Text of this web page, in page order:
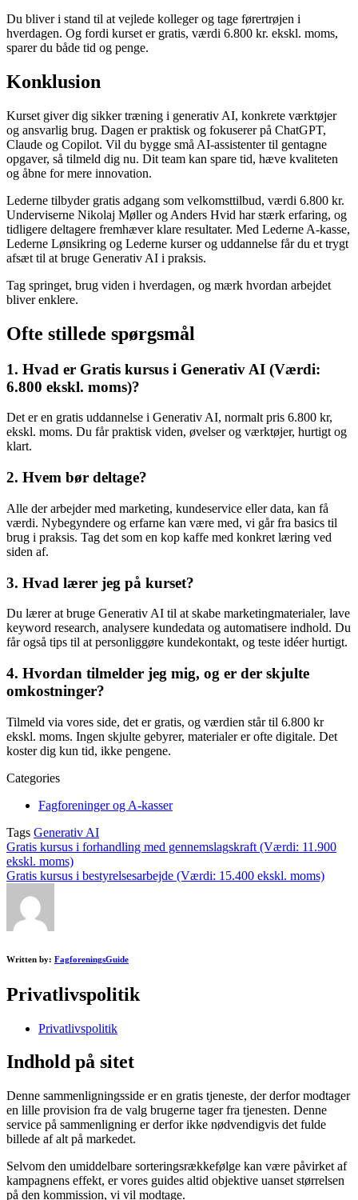
Du bliver i stand til at vejlede kolleger og tage førertrøjen i
hverdagen. Og fordi kurset er gratis, værdi 6.800 kr. ekskl. moms,
sparer du både tid og penge.
Konklusion
Kurset giver dig sikker træning i generativ AI, konkrete værktøjer
og ansvarlig brug. Dagen er praktisk og fokuserer på ChatGPT,
Claude og Copilot. Vil du bygge små AI-assistenter til gentagne
opgaver, så tilmeld dig nu. Dit team kan spare tid, hæve kvaliteten
og åbne for mere innovation.
Lederne tilbyder gratis adgang som velkomsttilbud, værdi 6.800 kr.
Underviserne Nikolaj Møller og Anders Hvid har stærk erfaring, og
tidligere deltagere fremhæver klare resultater. Med Lederne A-kasse,
Lederne Lønsikring og Lederne kurser og uddannelse får du et trygt
afsæt til at bruge Generativ AI i praksis.
Tag springet, brug viden i hverdagen, og mærk hvordan arbejdet
bliver enklere.
Ofte stillede spørgsmål
1. Hvad er Gratis kursus i Generativ AI (Værdi:
6.800 ekskl. moms)?
Det er en gratis uddannelse i Generativ AI, normalt pris 6.800 kr,
ekskl. moms. Du får praktisk viden, øvelser og værktøjer, hurtigt og
klart.
2. Hvem bør deltage?
Alle der arbejder med marketing, kundeservice eller data, kan få
værdi. Nybegyndere og erfarne kan være med, vi går fra basics til
brug i praksis. Tag det som en kop kaffe med konkret læring ved
siden af.
3. Hvad lærer jeg på kurset?
Du lærer at bruge Generativ AI til at skabe marketingmaterialer, lave
keyword research, analysere kundedata og automatisere indhold. Du
får også tips til at personliggøre kundekontakt, og teste idéer hurtigt.
4. Hvordan tilmelder jeg mig, og er der skjulte
omkostninger?
Tilmeld via vores side, det er gratis, og værdien står til 6.800 kr
ekskl. moms. Ingen skjulte gebyrer, materialer er ofte digitale. Det
koster dig kun tid, ikke pengene.
Categories
Fagforeninger og A-kasser
Tags Generativ AI
Post
navigation
Gratis kursus i forhandling med gennemslagskraft (Værdi: 11.900
ekskl. moms)
Gratis kursus i bestyrelsesarbejde (Værdi: 15.400 ekskl. moms)
Written by: FagforeningsGuide
Privatlivspolitik
Privatlivspolitik
Indhold på sitet
Denne sammenligningsside er en gratis tjeneste, der derfor modtager
en lille provision fra de valg brugerne tager fra tjenesten. Denne
service på sammenligning er derfor ikke nødvendigvis det fulde
billede af alt på markedet.
Selvom den umiddelbare sorteringsrækkefølge kan være påvirket af
kampagnens effekt, er vores guides altid objektive uanset størrelsen
på den kommission, vi vil modtage.